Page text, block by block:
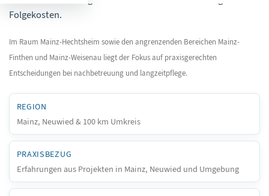
Folgekosten.
Im Raum Mainz-Hechtsheim sowie den angrenzenden Bereichen Mainz-
Finthen und Mainz-Weisenau liegt der Fokus auf praxisgerechten
Entscheidungen bei nachbetreuung und langzeitpflege.
REGION
Mainz, Neuwied & 100 km Umkreis
PRAXISBEZUG
Erfahrungen aus Projekten in Mainz, Neuwied und Umgebung